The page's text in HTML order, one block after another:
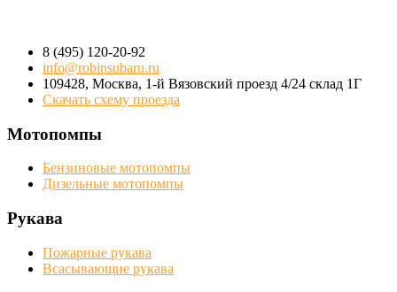
8 (495) 120-20-92
info@robinsubaru.ru
109428, Москва, 1-й Вязовский проезд 4/24 склад 1Г
Скачать схему проезда
Мотопомпы
Бензиновые мотопомпы
Дизельные мотопомпы
Рукава
Пожарные рукава
Всасывающие рукава